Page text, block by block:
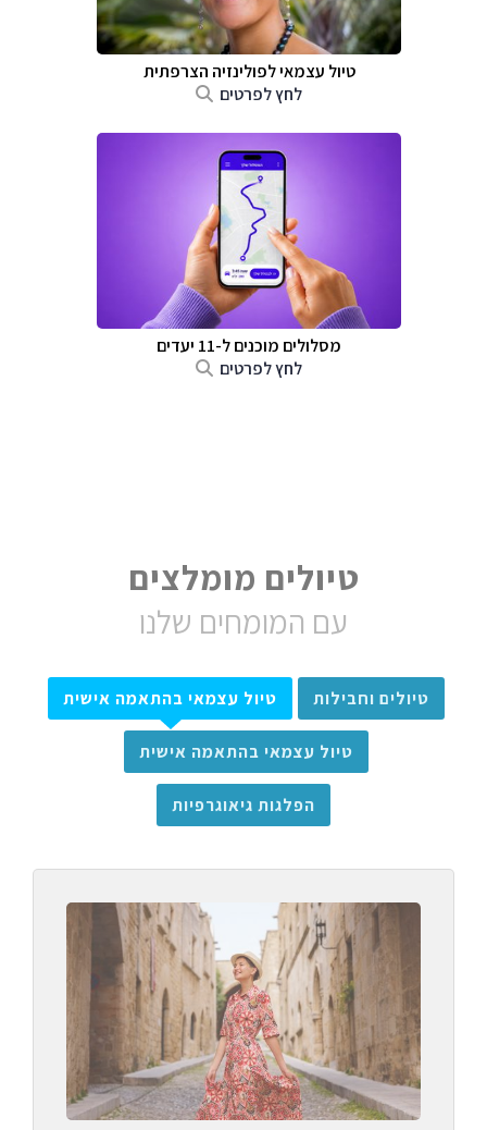
טיול עצמאי לפולינזיה הצרפתית
לחץ לפרטים
מסלולים מוכנים ל-11 יעדים
לחץ לפרטים
טיולים מומלצים
עם המומחים שלנו
טיולים וחבילות טיול עצמאי בהתאמה אישית
טיול עצמאי בהתאמה אישית
הפלגות גיאוגרפיות